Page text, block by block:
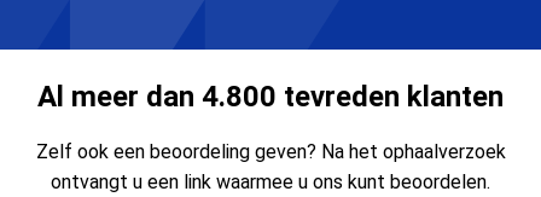
Al meer dan 4.800 tevreden klanten
Zelf ook een beoordeling geven? Na het ophaalverzoek
ontvangt u een link waarmee u ons kunt beoordelen.